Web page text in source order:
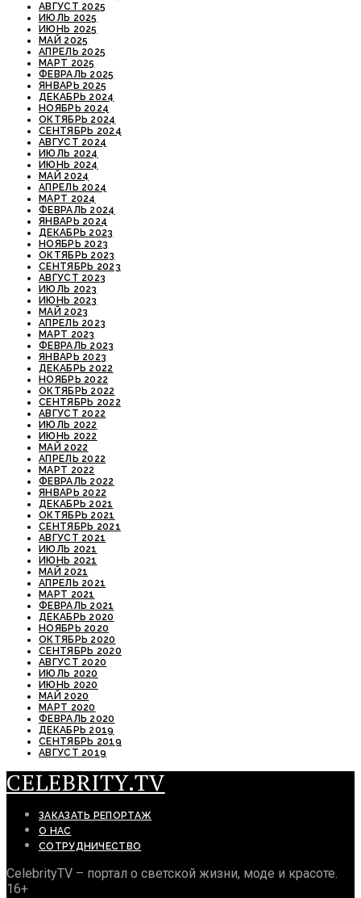
АВГУСТ 2025
ИЮЛЬ 2025
ИЮНЬ 2025
МАЙ 2025
АПРЕЛЬ 2025
МАРТ 2025
ФЕВРАЛЬ 2025
ЯНВАРЬ 2025
ДЕКАБРЬ 2024
НОЯБРЬ 2024
ОКТЯБРЬ 2024
СЕНТЯБРЬ 2024
АВГУСТ 2024
ИЮЛЬ 2024
ИЮНЬ 2024
МАЙ 2024
АПРЕЛЬ 2024
МАРТ 2024
ФЕВРАЛЬ 2024
ЯНВАРЬ 2024
ДЕКАБРЬ 2023
НОЯБРЬ 2023
ОКТЯБРЬ 2023
СЕНТЯБРЬ 2023
АВГУСТ 2023
ИЮЛЬ 2023
ИЮНЬ 2023
МАЙ 2023
АПРЕЛЬ 2023
МАРТ 2023
ФЕВРАЛЬ 2023
ЯНВАРЬ 2023
ДЕКАБРЬ 2022
НОЯБРЬ 2022
ОКТЯБРЬ 2022
СЕНТЯБРЬ 2022
АВГУСТ 2022
ИЮЛЬ 2022
ИЮНЬ 2022
МАЙ 2022
АПРЕЛЬ 2022
МАРТ 2022
ФЕВРАЛЬ 2022
ЯНВАРЬ 2022
ДЕКАБРЬ 2021
ОКТЯБРЬ 2021
СЕНТЯБРЬ 2021
АВГУСТ 2021
ИЮЛЬ 2021
ИЮНЬ 2021
МАЙ 2021
АПРЕЛЬ 2021
МАРТ 2021
ФЕВРАЛЬ 2021
ДЕКАБРЬ 2020
НОЯБРЬ 2020
ОКТЯБРЬ 2020
СЕНТЯБРЬ 2020
АВГУСТ 2020
ИЮЛЬ 2020
ИЮНЬ 2020
МАЙ 2020
МАРТ 2020
ФЕВРАЛЬ 2020
ДЕКАБРЬ 2019
СЕНТЯБРЬ 2019
АВГУСТ 2019
CELEBRITY.TV
ЗАКАЗАТЬ РЕПОРТАЖ
О НАС
СОТРУДНИЧЕСТВО
CelebrityTV – портал о светской жизни, моде и красоте.
16+